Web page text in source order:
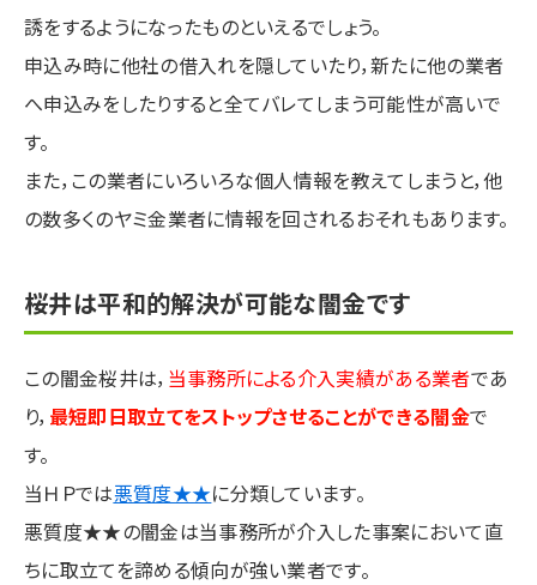
誘をするようになったものといえるでしょう。
申込み時に他社の借入れを隠していたり，新たに他の業者
へ申込みをしたりすると全てバレてしまう可能性が高いで
す。
また，この業者にいろいろな個人情報を教えてしまうと，他
の数多くのヤミ金業者に情報を回されるおそれもあります。
桜井は平和的解決が可能な闇金です
この闇金桜井は， 当事務所による介入実績がある業者であ
り， 最短即日取立てをストップさせることができる闇金で
す。
当ＨＰでは悪質度★★に分類しています。
悪質度★★の闇金は当事務所が介入した事案において直
ちに取立てを諦める傾向が強い業者です。